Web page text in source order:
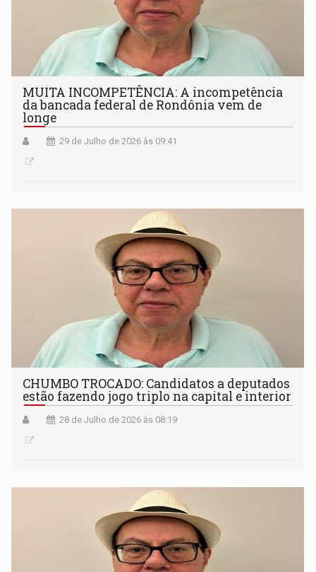
MUITA INCOMPETÊNCIA: A incompetência
da bancada federal de Rondônia vem de
longe
29 de Julho de 2026 às 09:41
CHUMBO TROCADO: Candidatos a deputados
estão fazendo jogo triplo na capital e interior
28 de Julho de 2026 às 08:19